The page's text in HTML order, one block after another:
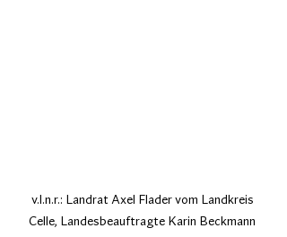
v.l.n.r.: Landrat Axel Flader vom Landkreis
Celle, Landesbeauftragte Karin Beckmann